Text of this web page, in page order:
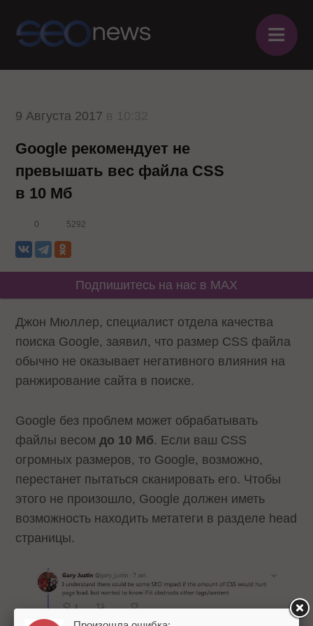
≡
9 Августа 2017
Google рекомендует не
превышать вес файла CSS
в 10 Мб
0 5292
Подпишитесь на нас в MAX
Джон Мюллер, специалист отдела качества
поиска Google, заявил, что размер CSS файла
обычно не оказывает негативного влияния на
ранжирование сайта в поиске.
Google без проблем может обрабатывать
файлы весомдо 10 Мб. Если ваш CSS
огромных размеров, то Google, возможно,
перестанет пытаться сканировать его. Чтобы
этого не произошло, Google должен иметь
возможность находить метатеги в разделе head
страницы.